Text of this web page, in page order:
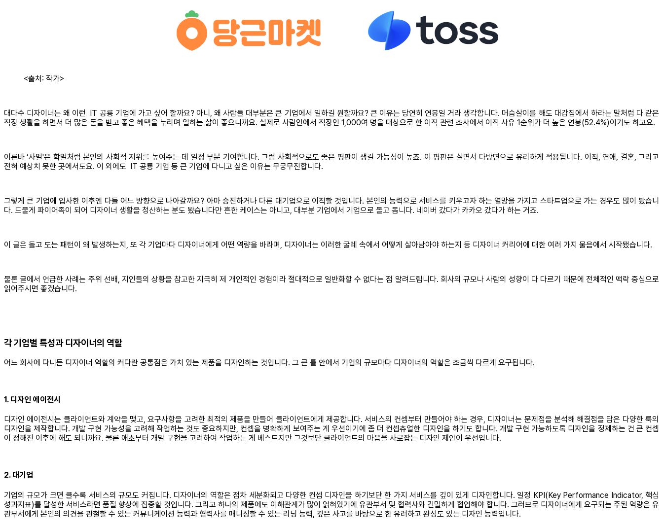
<출처: 작가>
대다수 디자이너는 왜 이런 IT 공룡 기업에 가고 싶어 할까요? 아니, 왜 사람들 대부분은 큰 기업에서 일하길 원할까요? 큰 이유는 당연히 연봉일 거라 생각합니다. 머슴살이를 해도 대감집에서 하라는 말처럼 다 같은
직장 생활을 하면서 더 많은 돈을 받고 좋은 혜택을 누리며 일하는 삶이 좋으니까요. 실제로 사람인에서 직장인 1,000여 명을 대상으로 한 이직 관련 조사에서 이직 사유 1순위가 더 높은 연봉(52.4%)이기도 하고요.
이른바 ‘사벌'은 학벌처럼 본인의 사회적 지위를 높여주는 데 일정 부분 기여합니다. 그럼 사회적으로도 좋은 평판이 생길 가능성이 높죠. 이 평판은 살면서 다방면으로 유리하게 적용됩니다. 이직, 연애, 결혼, 그리고
전혀 예상치 못한 곳에서도요. 이 외에도 IT 공룡 기업 등 큰 기업에 다니고 싶은 이유는 무궁무진합니다.
그렇게 큰 기업에 입사한 이후엔 다들 어느 방향으로 나아갈까요? 아마 승진하거나 다른 대기업으로 이직할 것입니다. 본인의 능력으로 서비스를 키우고자 하는 열망을 가지고 스타트업으로 가는 경우도 많이 봤습니
다. 드물게 파이어족이 되어 디자이너 생활을 청산하는 분도 봤습니다만 흔한 케이스는 아니고, 대부분 기업에서 기업으로 돌고 돕니다. 네이버 갔다가 카카오 갔다가 하는 거죠.
이 글은 돌고 도는 패턴이 왜 발생하는지, 또 각 기업마다 디자이너에게 어떤 역량을 바라며, 디자이너는 이러한 굴레 속에서 어떻게 살아남아야 하는지 등 디자이너 커리어에 대한 여러 가지 물음에서 시작됐습니다.
물론 글에서 언급한 사례는 주위 선배, 지인들의 상황을 참고한 지극히 제 개인적인 경험이라 절대적으로 일반화할 수 없다는 점 알려드립니다. 회사의 규모나 사람의 성향이 다 다르기 때문에 전체적인 맥락 중심으로
읽어주시면 좋겠습니다.
각 기업별 특성과 디자이너의 역할
어느 회사에 다니든 디자이너 역할의 커다란 공통점은 가치 있는 제품을 디자인하는 것입니다. 그 큰 틀 안에서 기업의 규모마다 디자이너의 역할은 조금씩 다르게 요구됩니다.
1. 디자인 에이전시
디자인 에이전시는 클라이언트와 계약을 맺고, 요구사항을 고려한 최적의 제품을 만들어 클라이언트에게 제공합니다. 서비스의 컨셉부터 만들어야 하는 경우, 디자이너는 문제점을 분석해 해결점을 담은 다양한 룩의
디자인을 제작합니다. 개발 구현 가능성을 고려해 작업하는 것도 중요하지만, 컨셉을 명확하게 보여주는 게 우선이기에 좀 더 컨셉츄얼한 디자인을 하기도 합니다. 개발 구현 가능하도록 디자인을 정제하는 건 큰 컨셉
이 정해진 이후에 해도 되니까요. 물론 애초부터 개발 구현을 고려하여 작업하는 게 베스트지만 그것보단 클라이언트의 마음을 사로잡는 디자인 제안이 우선입니다.
2. 대기업
기업의 규모가 크면 클수록 서비스의 규모도 커집니다. 디자이너의 역할은 점차 세분화되고 다양한 컨셉 디자인을 하기보단 한 가지 서비스를 깊이 있게 디자인합니다. 일정 KPI(Key Performance Indicator, 핵심
성과지표)를 달성한 서비스라면 품질 향상에 집중할 것입니다. 그리고 하나의 제품에도 이해관계가 많이 얽혀있기에 유관부서 및 협력사와 긴밀하게 협업해야 합니다. 그러므로 디자이너에게 요구되는 주된 역량은 유
관부서에게 본인의 의견을 관철할 수 있는 커뮤니케이션 능력과 협력사를 매니징할 수 있는 리딩 능력, 깊은 사고를 바탕으로 한 유려하고 완성도 있는 디자인 능력입니다.